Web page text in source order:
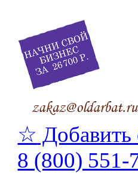
☆ Добавить
8 (800) 551-